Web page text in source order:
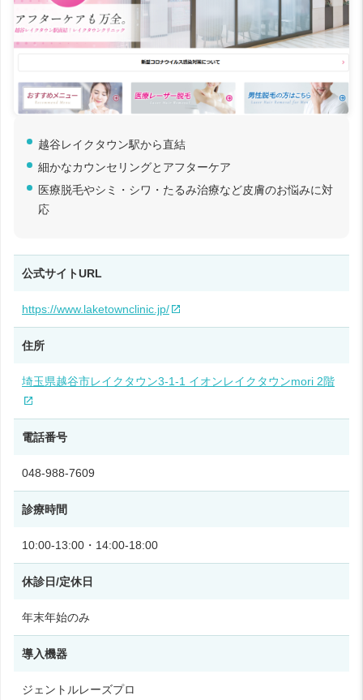
越谷レイクタウン駅から直結
細かなカウンセリングとアフターケア
医療脱毛やシミ・シワ・たるみ治療など皮膚のお悩みに対
応
公式サイトURL
https://www.laketownclinic.jp/
住所
埼玉県越谷市レイクタウン3-1-1 イオンレイクタウンmori 2階
電話番号
048-988-7609
診療時間
10:00‑13:00・14:00‑18:00
休診日/定休日
年末年始のみ
導入機器
ジェントルレーズプロ